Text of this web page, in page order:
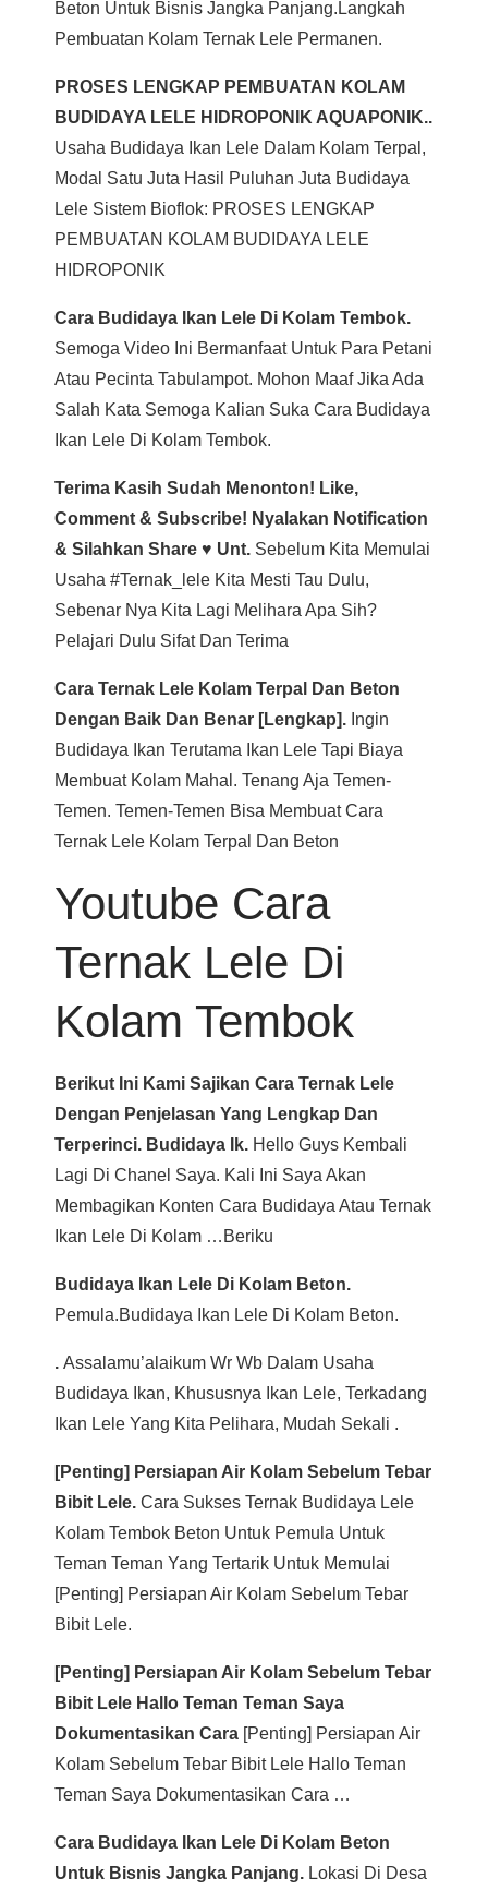
Beton Untuk Bisnis Jangka Panjang.langkah
Pembuatan Kolam Ternak Lele Permanen.
PROSES LENGKAP PEMBUATAN KOLAM
BUDIDAYA LELE HIDROPONIK AQUAPONIK..
Usaha Budidaya Ikan Lele Dalam Kolam Terpal,
Modal Satu Juta Hasil Puluhan Juta Budidaya
Lele Sistem Bioflok: PROSES LENGKAP
PEMBUATAN KOLAM BUDIDAYA LELE
HIDROPONIK
Cara Budidaya Ikan Lele Di Kolam Tembok.
Semoga Video Ini Bermanfaat Untuk Para Petani
Atau Pecinta Tabulampot. Mohon Maaf Jika Ada
Salah Kata Semoga Kalian Suka Cara Budidaya
Ikan Lele Di Kolam Tembok.
Terima Kasih Sudah Menonton! Like,
Comment & Subscribe! Nyalakan Notification
& Silahkan Share ♥ Unt. Sebelum Kita Memulai
Usaha #ternak_lele Kita Mesti Tau Dulu,
Sebenar Nya Kita Lagi Melihara Apa Sih?
Pelajari Dulu Sifat Dan Terima
Cara Ternak Lele Kolam Terpal Dan Beton
Dengan Baik Dan Benar [lengkap]. Ingin
Budidaya Ikan Terutama Ikan Lele Tapi Biaya
Membuat Kolam Mahal. Tenang Aja Temen-
Temen. Temen-Temen Bisa Membuat Cara
Ternak Lele Kolam Terpal Dan Beton
Youtube Cara
Ternak Lele Di
Kolam Tembok
Berikut Ini Kami Sajikan Cara Ternak Lele
Dengan Penjelasan Yang Lengkap Dan
Terperinci. Budidaya Ik. Hello Guys Kembali
Lagi Di Chanel Saya. Kali Ini Saya Akan
Membagikan Konten Cara Budidaya Atau Ternak
Ikan Lele Di Kolam …beriku
Budidaya Ikan Lele Di Kolam Beton.
Pemula.budidaya Ikan Lele Di Kolam Beton.
. Assalamu’alaikum Wr Wb Dalam Usaha
Budidaya Ikan, Khususnya Ikan Lele, Terkadang
Ikan Lele Yang Kita Pelihara, Mudah Sekali .
[penting] Persiapan Air Kolam Sebelum Tebar
Bibit Lele. Cara Sukses Ternak Budidaya Lele
Kolam Tembok Beton Untuk Pemula Untuk
Teman Teman Yang Tertarik Untuk Memulai
[penting] Persiapan Air Kolam Sebelum Tebar
Bibit Lele.
[penting] Persiapan Air Kolam Sebelum Tebar
Bibit Lele Hallo Teman Teman Saya
Dokumentasikan Cara [penting] Persiapan Air
Kolam Sebelum Tebar Bibit Lele Hallo Teman
Teman Saya Dokumentasikan Cara …
Cara Budidaya Ikan Lele Di Kolam Beton
Untuk Bisnis Jangka Panjang. Lokasi Di Desa